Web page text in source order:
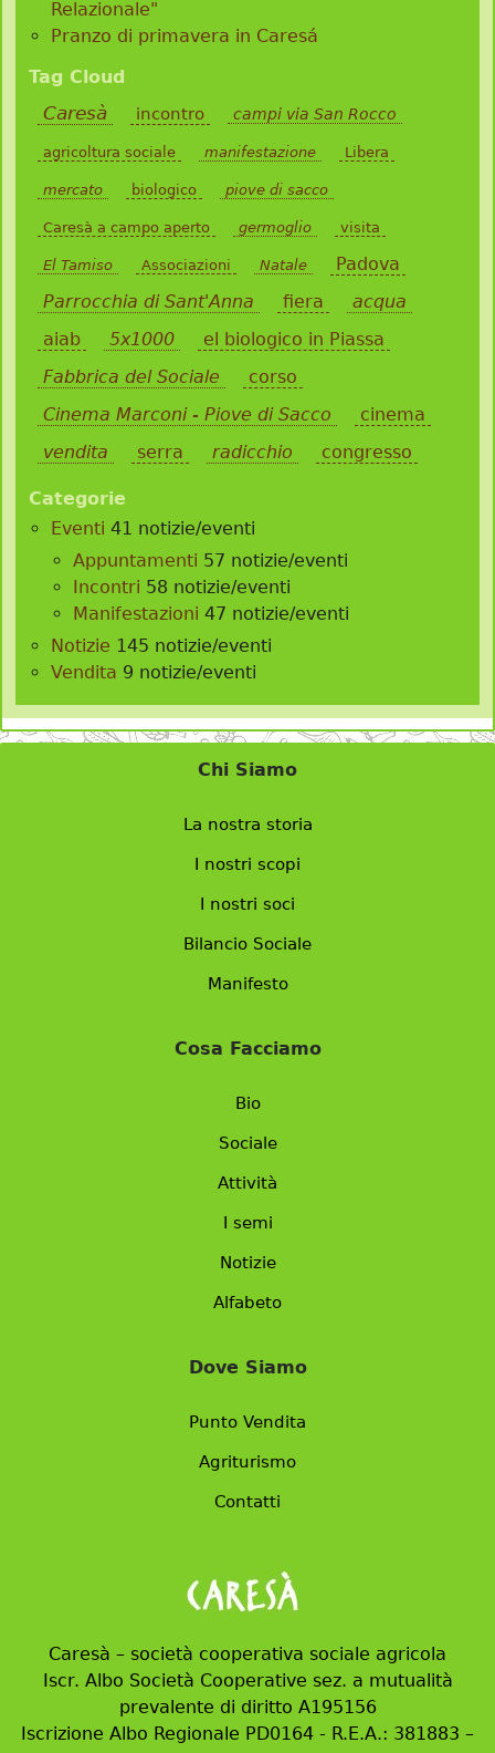
Relazionale"
Pranzo di primavera in Caresá
Tag Cloud
Caresà incontro campi via San Rocco
agricoltura sociale manifestazione Libera
mercato biologico piove di sacco
Caresà a campo aperto germoglio visita
El Tamiso Associazioni Natale
Padova
Parrocchia di Sant'Anna
fiera
acqua
aiab
5x1000
el biologico in Piassa
Fabbrica del Sociale
corso
Cinema Marconi - Piove di Sacco
cinema
vendita
serra radicchio congresso
Categorie
Eventi 41 notizie/eventi
Appuntamenti 57 notizie/eventi
Incontri 58 notizie/eventi
Manifestazioni 47 notizie/eventi
Notizie 145 notizie/eventi
Vendita 9 notizie/eventi
Chi Siamo
La nostra storia
I nostri scopi
I nostri soci
Bilancio Sociale
Manifesto
Cosa Facciamo
Bio
Sociale
Attività
I semi
Notizie
Alfabeto
Dove Siamo
Punto Vendita
Agriturismo
Contatti
Caresà – società cooperativa sociale agricola
Iscr. Albo Società Cooperative sez. a mutualità
prevalente di diritto A195156
Iscrizione Albo Regionale PD0164 - R.E.A.: 381883 –